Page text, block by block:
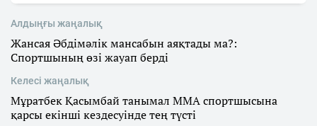
Алдыңғы жаңалық
Жансая Әбдімәлік мансабын аяқтады ма?:
Спортшының өзі жауап берді
Келесі жаңалық
Мұратбек Қасымбай танымал ММА спортшысына
қарсы екінші кездесуінде тең түсті